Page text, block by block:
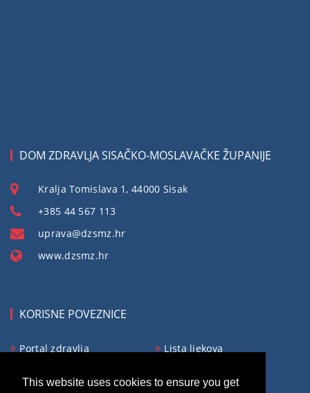
This website uses cookies to ensure you get
DOM ZDRAVLJA SISAČKO-MOSLAVAČKE ŽUPANIJE
Kralja Tomislava 1, 44000 Sisak
+385 44 567 113
uprava@dzsmz.hr
www.dzsmz.hr
KORISNE POVEZNICE
Portal zdravlja
Lista ljekova